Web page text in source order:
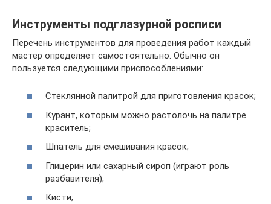
Инструменты подглазурной росписи
Перечень инструментов для проведения работ каждый
мастер определяет самостоятельно. Обычно он
пользуется следующими приспособлениями:
Стеклянной палитрой для приготовления красок;
Курант, которым можно растолочь на палитре
краситель;
Шпатель для смешивания красок;
Глицерин или сахарный сироп (играют роль
разбавителя);
Кисти;